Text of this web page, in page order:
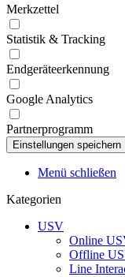
Merkzettel
Statistik & Tracking
Endgeräteerkennung
Google Analytics
Partnerprogramm
Menü schließen
Kategorien
USV
Online
Offline
Line